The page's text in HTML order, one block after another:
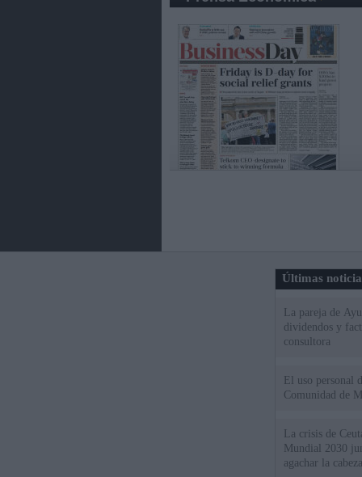
Últimas
La pareja de
dividendos y
consultora
El uso personal
Comunidad de
La crisis de
Mundial 2030
agachar la